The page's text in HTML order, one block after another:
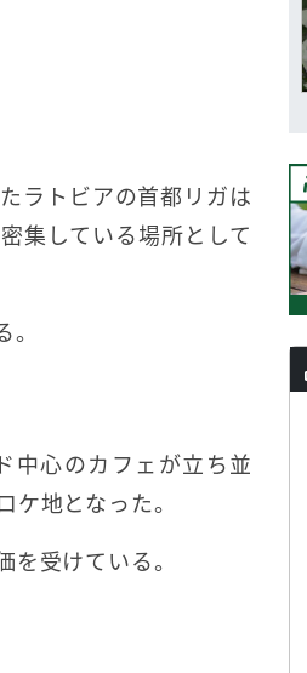
ラトビアの首都リガは
集している場所として
中心のカフェが立ち並
地となった。
受けている。